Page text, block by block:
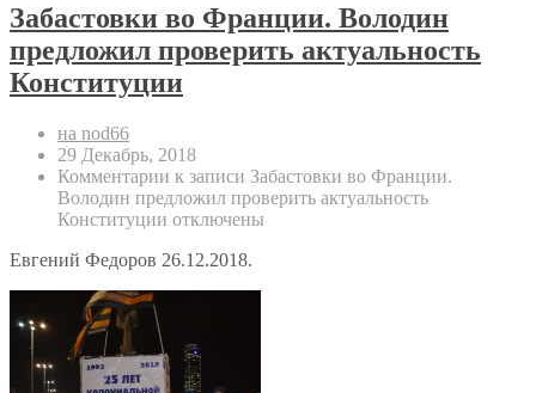
Забастовки во Франции. Володин
предложил проверить актуальность
Конституции
на nod66
29 Декабрь, 2018
Комментарии к записи Забастовки во Франции.
Володин предложил проверить актуальность
Конституции отключены
Евгений Федоров 26.12.2018.